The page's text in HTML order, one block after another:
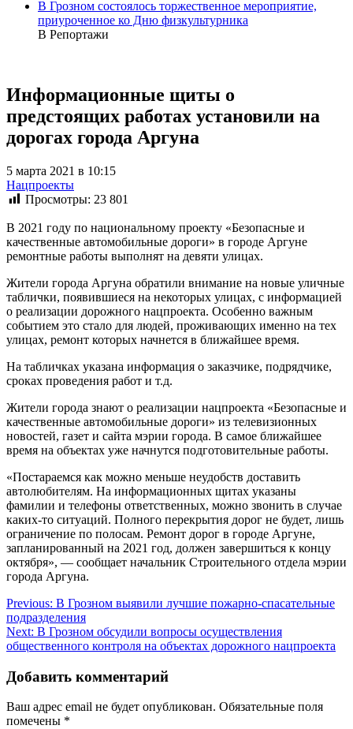
В Грозном состоялось торжественное мероприятие,
приуроченное ко Дню физкультурника
В Репортажи
Информационные щиты о
предстоящих работах установили на
дорогах города Аргуна
5 марта 2021 в 10:15
Нацпроекты
Просмотры: 23 801
В 2021 году по национальному проекту «Безопасные и
качественные автомобильные дороги» в городе Аргуне
ремонтные работы выполнят на девяти улицах.
Жители города Аргуна обратили внимание на новые уличные
таблички, появившиеся на некоторых улицах, с информацией
о реализации дорожного нацпроекта. Особенно важным
событием это стало для людей, проживающих именно на тех
улицах, ремонт которых начнется в ближайшее время.
На табличках указана информация о заказчике, подрядчике,
сроках проведения работ и т.д.
Жители города знают о реализации нацпроекта «Безопасные и
качественные автомобильные дороги» из телевизионных
новостей, газет и сайта мэрии города. В самое ближайшее
время на объектах уже начнутся подготовительные работы.
«Постараемся как можно меньше неудобств доставить
автолюбителям. На информационных щитах указаны
фамилии и телефоны ответственных, можно звонить в случае
каких-то ситуаций. Полного перекрытия дорог не будет, лишь
ограничение по полосам. Ремонт дорог в городе Аргуне,
запланированный на 2021 год, должен завершиться к концу
октября», — сообщает начальник Строительного отдела мэрии
города Аргуна.
Навигация
по
записям
Previous: В Грозном выявили лучшие пожарно-спасательные
подразделения
Next: В Грозном обсудили вопросы осуществления
общественного контроля на объектах дорожного нацпроекта
Добавить комментарий
Ваш адрес email не будет опубликован. Обязательные поля
помечены *